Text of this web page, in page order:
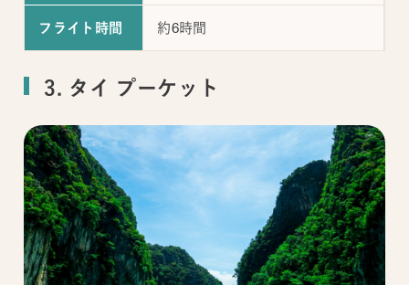
フライト時間 約6時間
3. タイ プーケット